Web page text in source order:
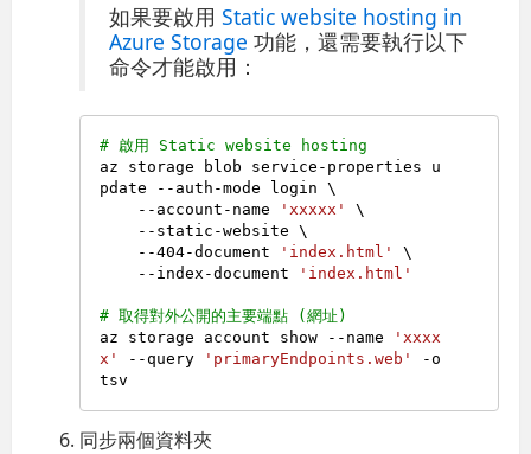
如果要啟用Static website hosting in
Azure Storage 功能，還需要執行以下
命令才能啟用：
# 啟用 Static website hosting
az storage blob service-properties u
pdate --auth-mode login \
    --account-name
'xxxxx'
\
    --404-document
'index.html'
\
    --index-document
'index.html'
# 取得對外公開的主要端點 (網址)
az storage account show --name
'xxxx
x'
--query 'primaryEndpoints.web'
-o
同步兩個資料夾